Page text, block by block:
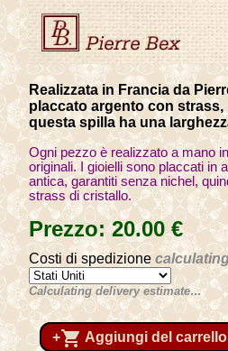
Realizzata in Francia da
placcato argento con strass,
questa spilla ha una
Ogni pezzo è realizzato a mano
originali. I gioielli sono placcati in
antica, garantiti senza nichel,
strass di cristallo.
Prezzo:20.00€
Costi di spedizione
Calculating delivery estimate…
+shopping_cart Aggiungi del carrello